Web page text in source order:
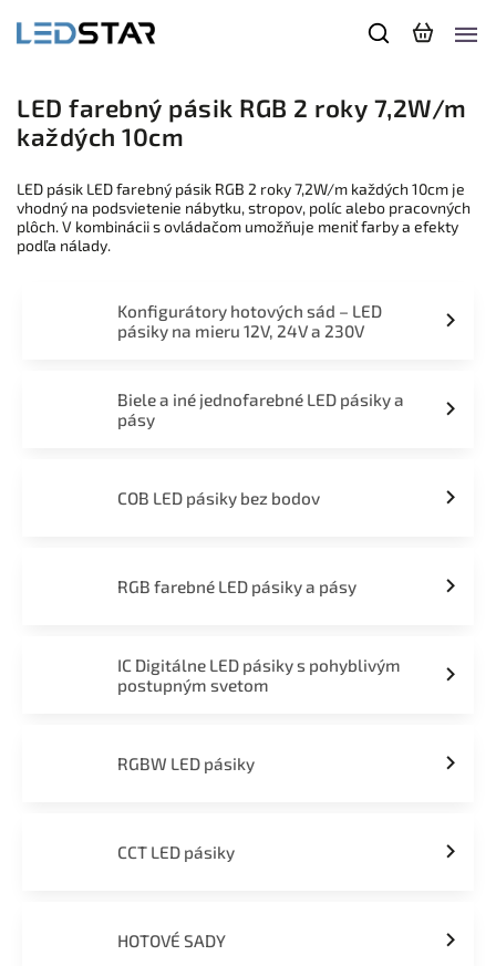
LED farebný pásik RGB 2 roky 7,2W/m
každých 10cm
LED pásik LED farebný pásik RGB 2 roky 7,2W/m každých 10cm je
vhodný na podsvietenie nábytku, stropov, políc alebo pracovných
plôch. V kombinácii s ovládačom umožňuje meniť farby a efekty
podľa nálady.
Konfigurátory hotových sád – LED
pásiky na mieru 12V, 24V a 230V
Biele a iné jednofarebné LED pásiky a
pásy
COB LED pásiky bez bodov
RGB farebné LED pásiky a pásy
IC Digitálne LED pásiky s pohyblivým
postupným svetom
RGBW LED pásiky
CCT LED pásiky
HOTOVÉ SADY